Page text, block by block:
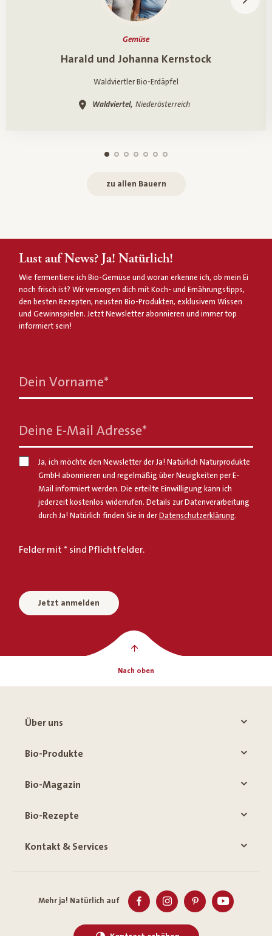
Gemüse
Ein Porträt über
Harald und Johanna Kernstock
Waldviertler Bio-Erdäpfel
Waldviertel, Niederösterreich
zu allen Bauern
Lust auf News? Ja! Natürlich!
Wie fermentiere ich Bio-Gemüse und woran erkenne ich, ob mein Ei
noch frisch ist? Wir versorgen dich mit Koch- und Ernährungstipps,
den besten Rezepten, neusten Bio-Produkten, exklusivem Wissen
und Gewinnspielen. Jetzt Newsletter abonnieren und immer top
informiert sein!
Dein Vorname*
Deine E-Mail Adresse*
Ja, ich möchte den Newsletter der Ja! Natürlich Naturprodukte
GmbH abonnieren und regelmäßig über Neuigkeiten per E-
Mail informiert werden. Die erteilte Einwilligung kann ich
jederzeit kostenlos widerrufen. Details zur Datenverarbeitung
durch Ja! Natürlich finden Sie in derDatenschutzerklärung.
Felder mit * sind Pflichtfelder.
Jetzt anmelden
Nach oben
Über uns
Bio-Produkte
Bio-Magazin
Bio-Rezepte
Kontakt & Services
Mehr ja! Natürlich auf